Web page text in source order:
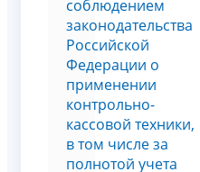
соблюдением
законодательства
Российской
Федерации о
применении
контрольно-
кассовой техники,
в том числе за
полнотой учета